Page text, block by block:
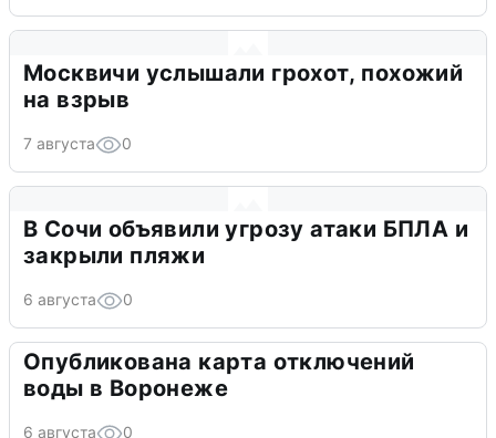
Москвичи услышали грохот, похожий
на взрыв
7 августа 0
В Сочи объявили угрозу атаки БПЛА и
закрыли пляжи
6 августа 0
Опубликована карта отключений
воды в Воронеже
6 августа 0